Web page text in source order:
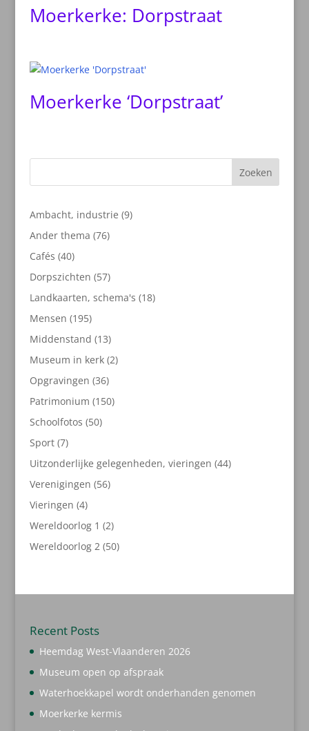
Moerkerke: Dorpstraat
Moerkerke ‘Dorpstraat’
Zoeken
Ambacht, industrie 99
Ander thema 7676
Cafés 4040
producten
Dorpszichten 5757
producten
Landkaarten, schema's 1818
Mensen 195195
producten
Middenstand 1313
producten
Museum in kerk 22
Opgravingen 3636
producten
Patrimonium 150150
Schoolfotos 5050
Sport 77
producten
Uitzonderlijke gelegenheden, vieringen 4444
Verenigingen 5656
Vieringen 44
producten
Wereldoorlog 1 22
producten
Wereldoorlog 2 5050
Recent Posts
Heemdag West-Vlaanderen 2026
Museum open op afspraak
Waterhoekkapel wordt onderhanden genomen
Moerkerke kermis